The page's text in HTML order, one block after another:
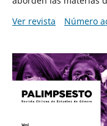
Ver revista
Número